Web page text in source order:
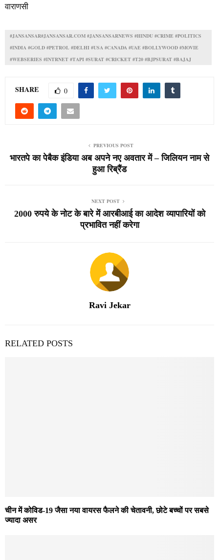
वाराणसी
#JANSANSAR#JANSANSAR.COM #JANSANSARNEWS #HINDU #CRIME #POLITICS
#INDIA #GOLD #PETROL #DELHI #USA #CANADA #UAE #BOLLYWOOD #MOVIE
#WEBSERIES #INTRNET #TAPI #SURAT #CRICKET #T20 #BJPSURAT #BAJAJ
SHARE 0
PREVIOUS POST
भारतपे का पेबैक इंडिया अब अपने नए अवतार में – जिलियन नाम से
हुआ रिब्रैंड
NEXT POST
2000 रुपये के नोट के बारे में आरबीआई का आदेश व्यापारियों को
प्रभावित नहीं करेगा
Ravi Jekar
RELATED POSTS
चीन में कोविड-19 जैसा नया वायरस फैलने की चेतावनी, छोटे बच्चों पर सबसे
ज्यादा असर